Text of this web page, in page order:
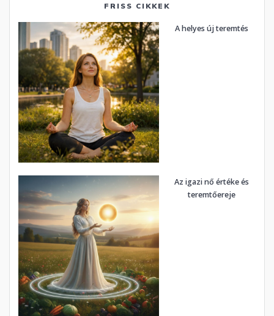
FRISS CIKKEK
A helyes új teremtés
Az igazi nő értéke és
teremtőereje